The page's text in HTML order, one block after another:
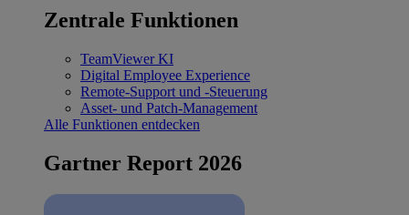
Zentrale Funktionen
TeamViewer KI
Digital Employee Experience
Remote-Support und -Steuerung
Asset- und Patch-Management
Alle Funktionen entdecken
Gartner Report 2026